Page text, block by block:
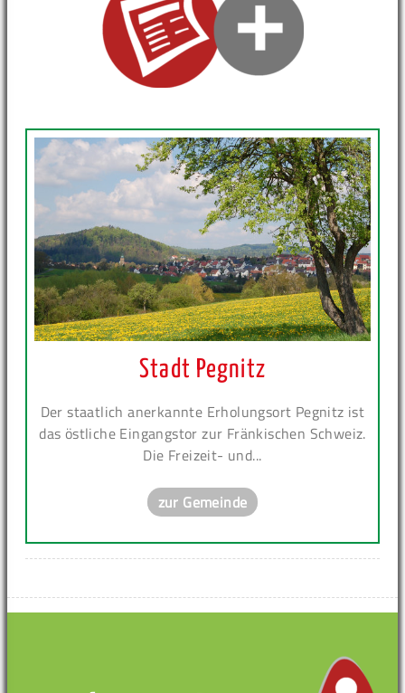
Stadt Pegnitz
Der staatlich anerkannte Erholungsort Pegnitz ist
das östliche Eingangstor zur Fränkischen Schweiz.
Die Freizeit- und...
zur Gemeinde